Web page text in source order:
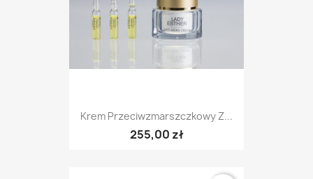
Krem Przeciwzmarszczkowy Z...
255,00 zł